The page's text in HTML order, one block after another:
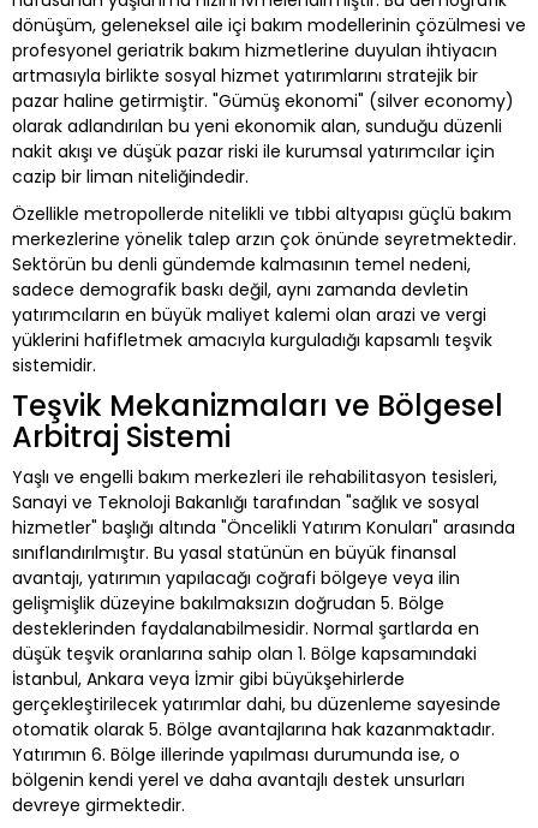
dönüşüm, geleneksel aile içi bakım modellerinin çözülmesi ve
profesyonel geriatrik bakım hizmetlerine duyulan ihtiyacın
artmasıyla birlikte sosyal hizmet yatırımlarını stratejik bir
pazar haline getirmiştir. "Gümüş ekonomi" (silver economy)
olarak adlandırılan bu yeni ekonomik alan, sunduğu düzenli
nakit akışı ve düşük pazar riski ile kurumsal yatırımcılar için
cazip bir liman niteliğindedir.
Özellikle metropollerde nitelikli ve tıbbi altyapısı güçlü bakım
merkezlerine yönelik talep arzın çok önünde seyretmektedir.
Sektörün bu denli gündemde kalmasının temel nedeni,
sadece demografik baskı değil, aynı zamanda devletin
yatırımcıların en büyük maliyet kalemi olan arazi ve vergi
yüklerini hafifletmek amacıyla kurguladığı kapsamlı teşvik
sistemidir.
Teşvik Mekanizmaları ve Bölgesel
Arbitraj Sistemi
Yaşlı ve engelli bakım merkezleri ile rehabilitasyon tesisleri,
Sanayi ve Teknoloji Bakanlığı tarafından "sağlık ve sosyal
hizmetler" başlığı altında "Öncelikli Yatırım Konuları" arasında
sınıflandırılmıştır. Bu yasal statünün en büyük finansal
avantajı, yatırımın yapılacağı coğrafi bölgeye veya ilin
gelişmişlik düzeyine bakılmaksızın doğrudan 5. Bölge
desteklerinden faydalanabilmesidir. Normal şartlarda en
düşük teşvik oranlarına sahip olan 1. Bölge kapsamındaki
İstanbul, Ankara veya İzmir gibi büyükşehirlerde
gerçekleştirilecek yatırımlar dahi, bu düzenleme sayesinde
otomatik olarak 5. Bölge avantajlarına hak kazanmaktadır.
Yatırımın 6. Bölge illerinde yapılması durumunda ise, o
bölgenin kendi yerel ve daha avantajlı destek unsurları
devreye girmektedir.